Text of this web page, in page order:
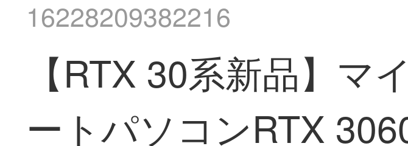
16228209382216
【RTX 30系新品】マ
ートパソコンRTX